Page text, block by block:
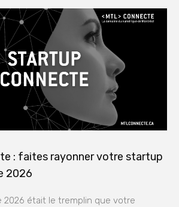
: faites rayonner votre startup
2026
2026 était le tremplin que votre